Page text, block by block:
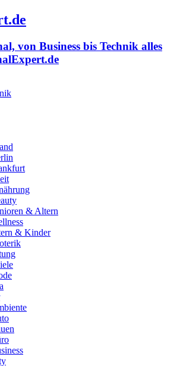
von Business bis Technik alles
& Altern
& Kinder